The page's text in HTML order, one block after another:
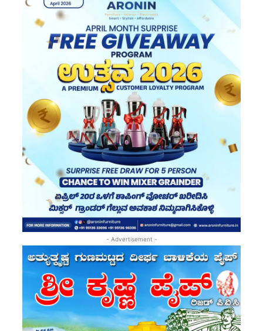
- Advertisement -